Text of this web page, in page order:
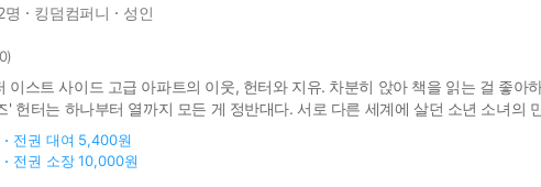
킹덤컴퍼니
성인
)
이스트 사이드 고급 아파트의 이웃, 헌터와 지유. 차분히 앉아 책을 읽는 걸 좋아
' 헌터는 하나부터 열까지 모든 게 정반대다. 서로 다른 세계에 살던 소년 소녀의
서는 안 될 존재가 되어버린다. "확인할 게 있어. 네가 진짜 내 우승 징크스인지 아
전권 대여 5,400원
전권 소장 10,000원